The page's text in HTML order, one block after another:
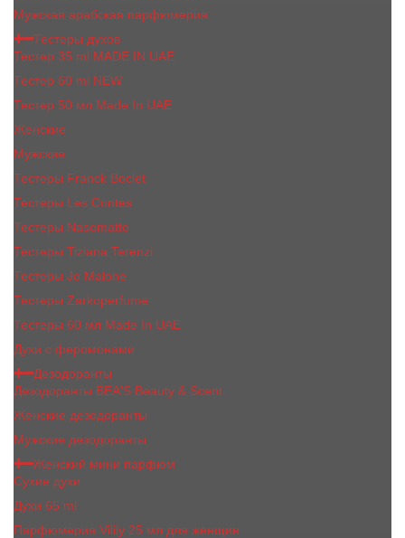
Мужская арабская парфюмерия
Тестеры духов
Тестер 35 ml MADE IN UAE
Тестер 60 ml NEW
Тестер 50 мл Made In UAE
Женские
Мужские
Тестеры Franck Boclet
Тестеры Les Contes
Тестеры Nasomatto
Тестеры Tiziana Terenzi
Тестеры Jо Malоnе
Тестеры Zarkoperfume
Тестеры 60 мл Made In UAE
Духи с феромонами
Дезодоранты
Дезодоранты BEA'S Beauty & Scent
Женские дезодоранты
Мужские дезодоранты
Женский мини парфюм
Сухие духи
Духи 65 ml
Парфюмерия Vilily 25 мл для женщин